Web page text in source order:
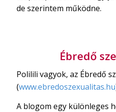
de szerintem működne.
Ébredő
Polilili vagyok, az Ébredő
(www.ebredoszexualitas.hu
A blogom egy különleges